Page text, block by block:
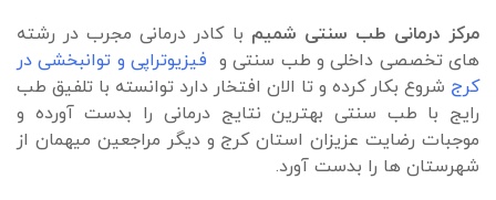
مرکز درمانی طب سنتی شمیم با کادر درمانی مجرب در رشته
های تخصصی داخلی و طب سنتی و فیزیوتراپی و توانبخشی در
کرج شروع بکار کرده و تا الان افتخار دارد توانسته با تلفیق طب
رایج با طب سنتی بهترین نتایج درمانی را بدست آورده و
موجبات رضایت عزیزان استان کرج و دیگر مراجعین میهمان از
شهرستان ها را بدست آورد.